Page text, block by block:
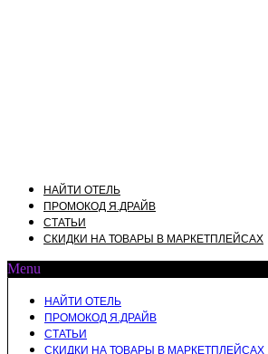
НАЙТИ ОТЕЛЬ
ПРОМОКОД Я.ДРАЙВ
СТАТЬИ
СКИДКИ НА ТОВАРЫ В МАРКЕТПЛЕЙСАХ
Menu
НАЙТИ ОТЕЛЬ
ПРОМОКОД Я.ДРАЙВ
СТАТЬИ
СКИДКИ НА ТОВАРЫ В МАРКЕТПЛЕЙСАХ